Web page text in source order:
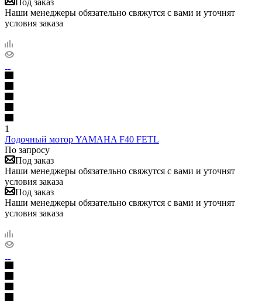
Наши менеджеры обязательно свяжутся с вами и уточнят
условия заказа
1
Лодочный мотор YAMAHA F40 FETL
По запросу
Под заказ
Наши менеджеры обязательно свяжутся с вами и уточнят
условия заказа
Под заказ
Наши менеджеры обязательно свяжутся с вами и уточнят
условия заказа